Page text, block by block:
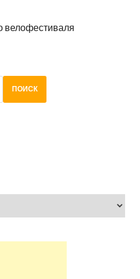
велофестиваля
ПОИСК